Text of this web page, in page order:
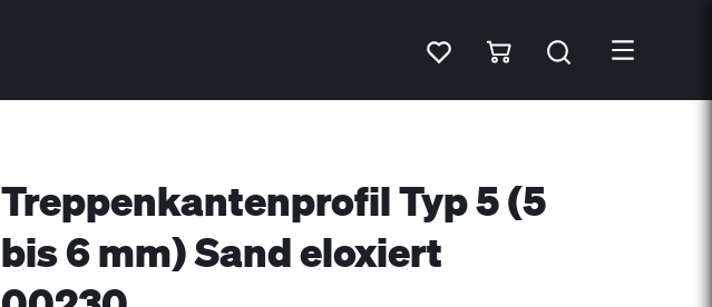
Treppenkantenprofil Typ 5 (5
bis 6 mm) Sand eloxiert